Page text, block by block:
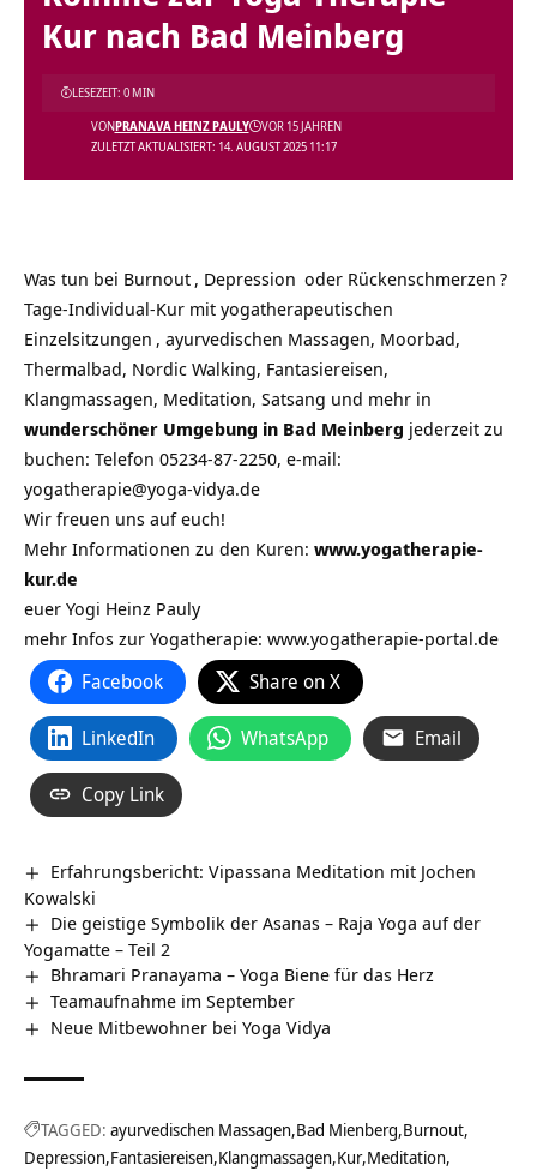
Kur nach Bad Meinberg
ZULETZT AKTUALISIERT: 14. AUGUST 2025 11:17
VONPRANAVA HEINZ PAULY VOR 15 JAHREN
LESEZEIT: 0 MIN
Was tun bei Burnout , Depression oder Rückenschmerzen ?
Tage-Individual-Kur mit yogatherapeutischen
Einzelsitzungen , ayurvedischen Massagen, Moorbad,
Thermalbad, Nordic Walking, Fantasiereisen,
Klangmassagen, Meditation, Satsang und mehr in
wunderschöner Umgebung in Bad Meinberg jederzeit zu
buchen: Telefon 05234-87-2250, e-mail:
yogatherapie@yoga-vidya.de
Wir freuen uns auf euch!
Mehr Informationen zu den Kuren: www.yogatherapie-
kur.de
euer Yogi Heinz Pauly
mehr Infos zur Yogatherapie: www.yogatherapie-portal.de
Facebook Share on X
LinkedIn WhatsApp Email
Copy Link
Erfahrungsbericht: Vipassana Meditation mit Jochen
Kowalski
Die geistige Symbolik der Asanas – Raja Yoga auf der
Yogamatte – Teil 2
Bhramari Pranayama – Yoga Biene für das Herz
Teamaufnahme im September
Neue Mitbewohner bei Yoga Vidya
TAGGED: ayurvedischen Massagen Bad Mienberg Burnout
Depression Fantasiereisen Klangmassagen Kur Meditation